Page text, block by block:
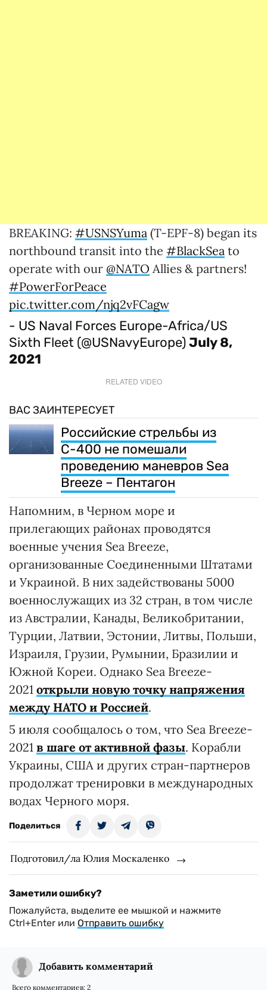
BREAKING: #USNSYuma (T-EPF-8) began its
northbound transit into the #BlackSea to
operate with our @NATO Allies & partners!
#PowerForPeace
pic.twitter.com/njq2vFCagw
- US Naval Forces Europe-Africa/US
Sixth Fleet (@USNavyEurope)July 8,
2021
RELATED VIDEO
ВАС ЗАИНТЕРЕСУЕТ
Российские стрельбы из
С-400 не помешали
проведению маневров Sea
Breeze – Пентагон
Напомним, в Черном море и
прилегающих районах проводятся
военные учения Sea Breeze,
организованные Соединенными Штатами
и Украиной. В них задействованы 5000
военнослужащих из 32 стран, в том числе
из Австралии, Канады, Великобритании,
Турции, Латвии, Эстонии, Литвы, Польши,
Израиля, Грузии, Румынии, Бразилии и
Южной Кореи. Однако Sea Breeze-
2021 открыли новую точку напряжения
между НАТО и Россией.
5 июля сообщалось о том, что Sea Breeze-
2021 в шаге от активной фазы. Корабли
Украины, США и других стран-партнеров
продолжат тренировки в международных
водах Черного моря.
Поделиться
Подготовил/ла Юлия Москаленко
Заметили ошибку?
Пожалуйста, выделите ее мышкой и нажмите
Ctrl+Enter или Отправить ошибку
Добавить комментарий
Всего комментариев: 2